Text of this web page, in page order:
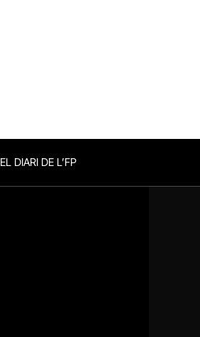
EL DIARI DE L’FP